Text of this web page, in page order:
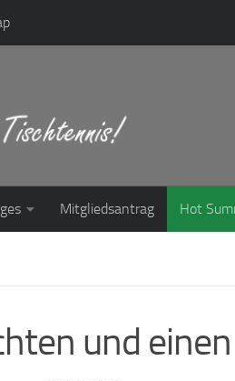
Mitgliedsantrag Hot
und